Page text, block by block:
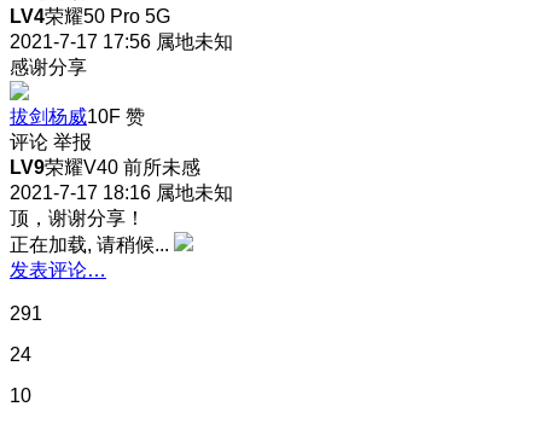
LV4荣耀50 Pro 5G
2021-7-17 17:56 属地未知
感谢分享
拔剑杨威10F 赞
评论 举报
LV9荣耀V40 前所未感
2021-7-17 18:16 属地未知
顶，谢谢分享！
正在加载, 请稍候...
发表评论…
291
24
10